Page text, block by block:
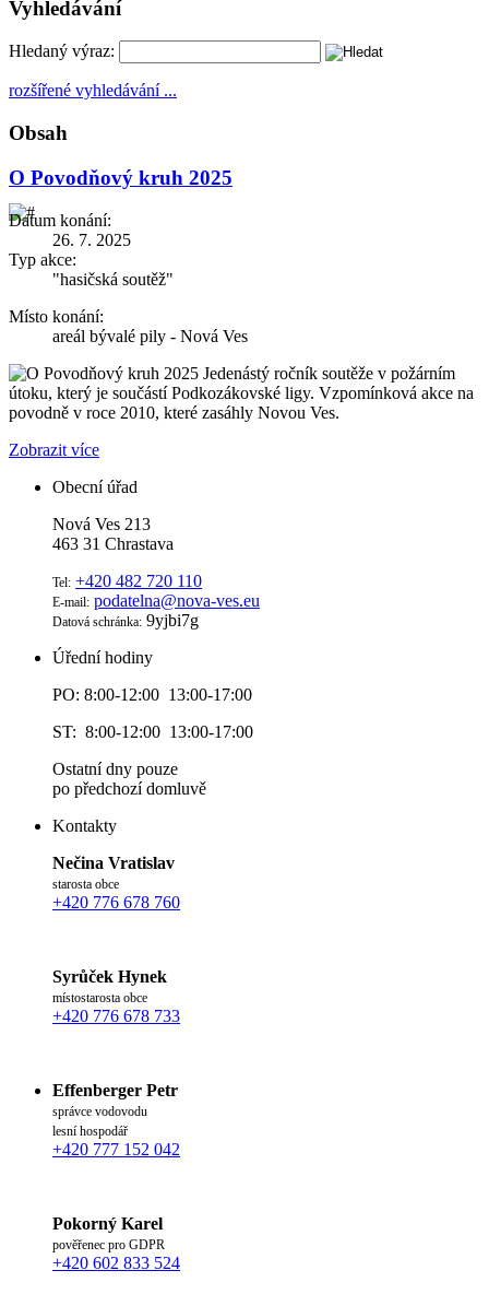
Vyhledávání
Hledaný výraz:
rozšířené vyhledávání ...
Obsah
O Povodňový kruh 2025
Datum konání:
26. 7. 2025
Typ akce:
"hasičská soutěž"
Místo konání:
areál bývalé pily - Nová Ves
Jedenástý ročník soutěže v požárním
útoku, který je součástí Podkozákovské ligy. Vzpomínková akce na
povodně v roce 2010, které zasáhly Novou Ves.
Zobrazit více
Obecní úřad
Nová Ves 213
463 31 Chrastava
Tel: +420 482 720 110
E-mail: podatelna@nova-ves.eu
Datová schránka: 9yjbi7g
Úřední hodiny
PO: 8:00-12:00 13:00-17:00
ST: 8:00-12:00 13:00-17:00
Ostatní dny pouze
po předchozí domluvě
Kontakty
Nečina Vratislav
starosta obce
+420 776 678 760
Syrůček Hynek
místostarosta obce
+420 776 678 733
Effenberger Petr
správce vodovodu
lesní hospodář
+420 777 152 042
Pokorný Karel
pověřenec pro GDPR
+420 602 833 524